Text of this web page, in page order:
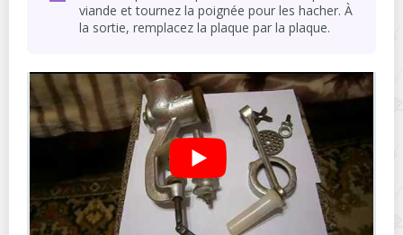
viande et tournez la poignée pour les hacher. À
la sortie, remplacez la plaque par la plaque.